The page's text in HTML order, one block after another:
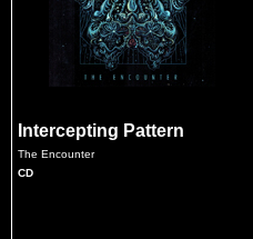
Intercepting Pattern
The Encounter
CD